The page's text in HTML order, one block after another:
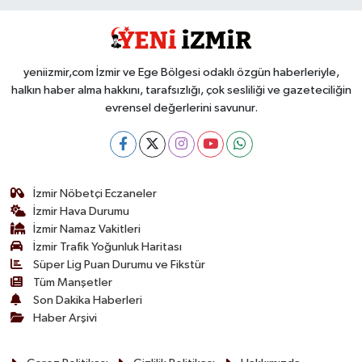
yeniizmir,com İzmir ve Ege Bölgesi odaklı özgün haberleriyle,
halkın haber alma hakkını, tarafsızlığı, çok sesliliği ve gazeteciliğin
evrensel değerlerini savunur.
İzmir Nöbetçi Eczaneler
İzmir Hava Durumu
İzmir Namaz Vakitleri
İzmir Trafik Yoğunluk Haritası
Süper Lig Puan Durumu ve Fikstür
Tüm Manşetler
Son Dakika Haberleri
Haber Arşivi